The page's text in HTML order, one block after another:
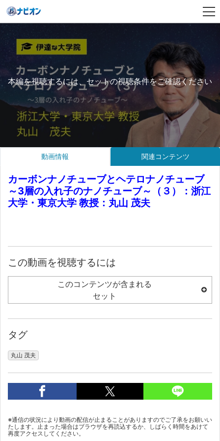
本編を視聴するには、セットの視聴条件をご確認ください
動画情報 関連コンテンツ
カーボンナノチューブとヘテロナノチューブ
～3層の入れ子のナノチューブ～（３）：浙江
大学・東京大学 教授：丸山 茂夫
この動画を視聴するには
このコンテンツが含まれる
セット
タグ
丸山 茂夫
※通信の状況により動画の配信が止まることがありますのでご了承をお願いい
たします。止まった場合はブラウザを再読込するか、しばらく時間をあけて
再度アクセスしてください。